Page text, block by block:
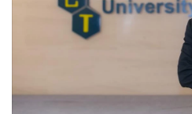
Infographic